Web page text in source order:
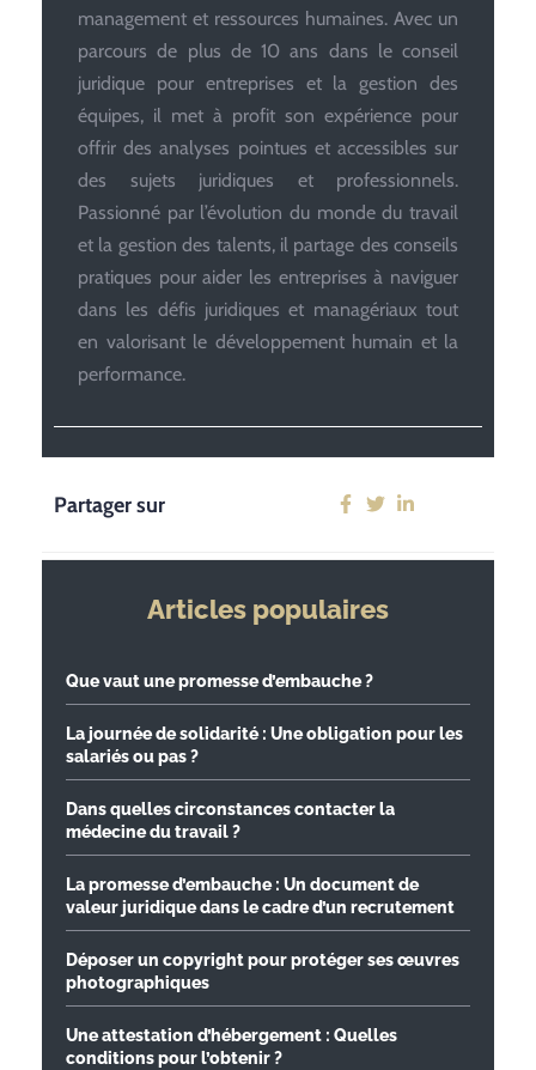
management et ressources humaines. Avec un
parcours de plus de 10 ans dans le conseil
juridique pour entreprises et la gestion des
équipes, il met à profit son expérience pour
offrir des analyses pointues et accessibles sur
des sujets juridiques et professionnels.
Passionné par l’évolution du monde du travail
et la gestion des talents, il partage des conseils
pratiques pour aider les entreprises à naviguer
dans les défis juridiques et managériaux tout
en valorisant le développement humain et la
performance.
Partager sur
Articles populaires
Que vaut une promesse d’embauche ?
La journée de solidarité : Une obligation pour les
salariés ou pas ?
Dans quelles circonstances contacter la
médecine du travail ?
La promesse d’embauche : Un document de
valeur juridique dans le cadre d’un recrutement
Déposer un copyright pour protéger ses œuvres
photographiques
Une attestation d’hébergement : Quelles
conditions pour l’obtenir ?